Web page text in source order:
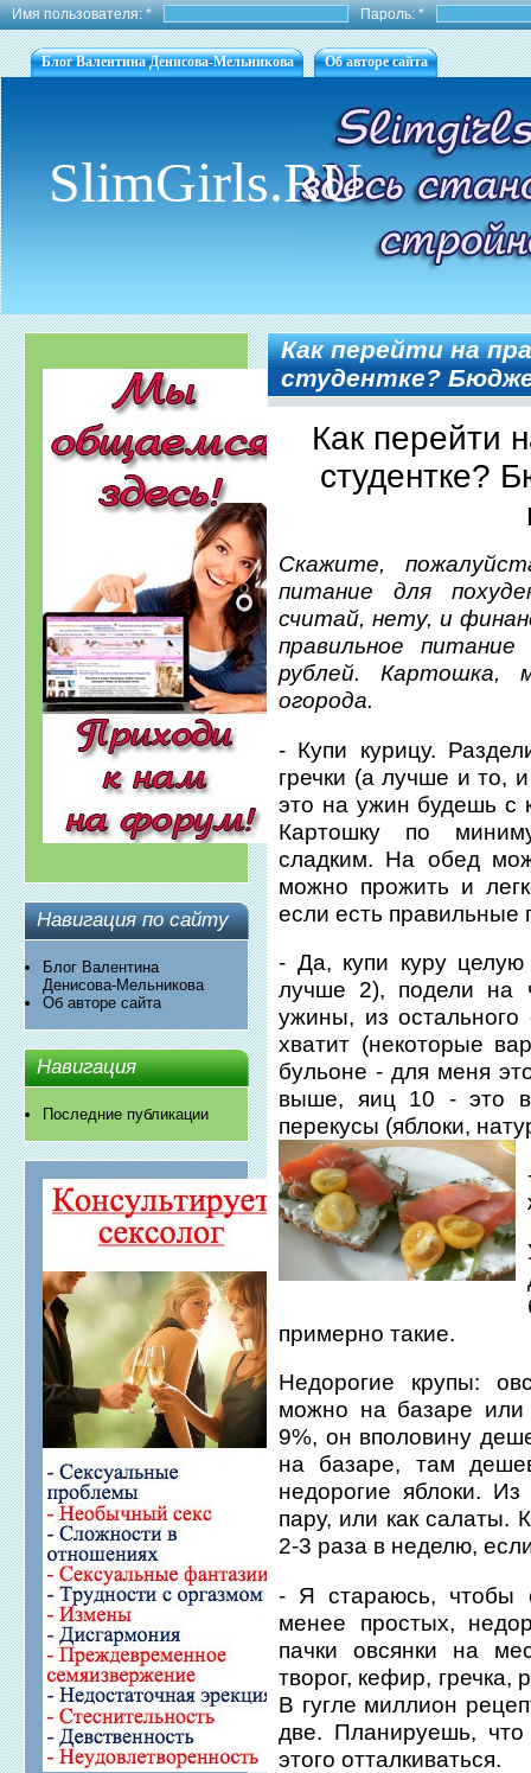
Имя пользователя:* Пароль:*
Блог Валентина Денисова-Мельникова Об авторе сайта
SlimGirls.RU
Навигация по сайту
Блог Валентина
Денисова-Мельникова
Об авторе сайта
Навигация
Последние публикации
Как перейти на
студентке?
Как перейти
студентке?
Скажите,
питание для
считай, нету, и
правильное
рублей. Картошка,
огорода.
- Купи курицу.
гречки (а лучше и то,
это на ужин будешь с
Картошку по
сладким. На обед
можно прожить и
если есть правильные
- Да, купи куру
лучше 2), подели на
ужины, из
хватит (некоторые
бульоне - для меня
выше, яиц 10 - это
перекусы (яблоки,
примерно такие.
Недорогие крупы:
можно на базаре
9%, он вполовину
на базаре, там
недорогие яблоки.
пару, или как салаты.
2-3 раза в неделю,
- Я стараюсь, чтобы
менее простых,
пачки овсянки на
творог, кефир,
В гугле миллион
две. Планируешь,
этого отталкиваться.